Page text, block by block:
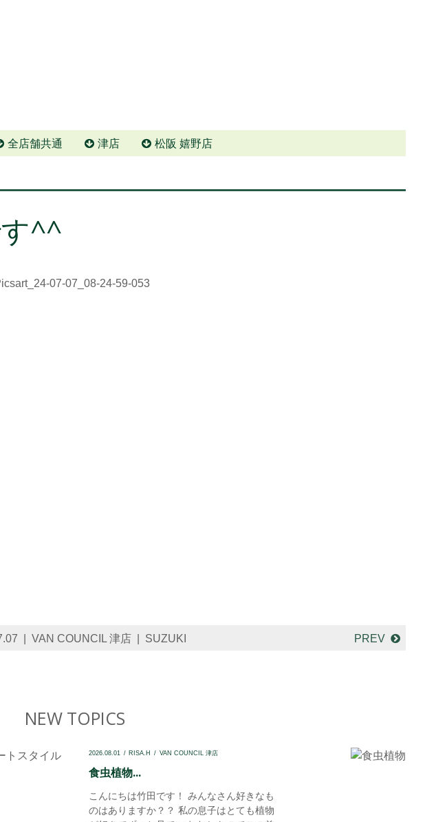
全店舗共通 津店 松阪 嬉野店
^^
VAN COUNCIL 津店 SUZUKI PREV
NEW TOPICS
2026.08.01 RISA.H VAN COUNCIL 津店
食虫植物...
こんにちは竹田です！ みんなさん好きなも
のはありますか？？ 私の息子はとても植物